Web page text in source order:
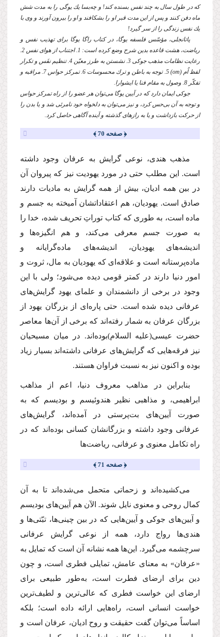
كه در طول سال به چند نفس بسنده كند! و چه‌بسا یك یوگى را به مدت شش
ماه دفن كنند و پس از این مدت قبر او را بشكافند و او را بیرون آورند و وى با
یك نفس زندگى را از سر گیرد!
پاتانجلى، مؤسّس فلسفه یوگا، در كتاب راگا یوگا براى تهذیب نفس و
ریاضت، هشت قاعده بدین شرح وضع كرده است: 1. اجتناب از هواى نفس 2.
رعایت نظامات مذهب جوكى 3. نشستن به طرز معیّن 4. تنظیم نفَس و تكرار
لفظ اُم (om
) 5. توجه به باطن و ترك محسوسات 6. تمركز حواس 7. مراقبه و
تفكّر 8. وصول به مقام فنا یا ایشوارا.
جوكى ایمان دارد كه در آیین یوگا مى‌توان هر عضو را از راه تمركز حواس
و توجه به آن بى‌حس كرد، و نیز مى‌توان به دلخواه خود نامرئى شد و یا بدن را
از حركت باز‌داشت و یا به رازهاى گذشته و آینده آگاهى حاصل كرد.
﴿ صفحه 70 ﴾
مذهب هندى، نوعى گرایش به عرفان وجود داشته
است. این مطلب حتى در مورد یهودیت نیز كه پیروان آن
در بین همه ادیان، بیش از همه گرایش به مادیات دارند
صادق است. یهودیان، هم اعتقاداتشان آمیخته به جسم و
ماده است، به طورى كه كتاب توراتِ تحریف شده، خدا را
به صورت جسم معرفى مى‌كند، و هم انگیزه‌ها و
اندیشه‌هاى یهودیان، اندیشه‌هاى ماده‌گرایانه و
ماده‌پرستانه است و علاقه‌اى كه یهودیان به مال، ثروت و
امور دنیا دارند در كمتر قومى دیده مى‌شود؛ ولى با این
وجود در برخى از دانشمندان و علماى یهود گرایش‌هاى
عرفانى دیده شده است. حتى پاره‌اى از بزرگان یهود از
بزرگان عرفان به شمار رفته‌اند كه برخى از آن‌ها معاصر
حضرت عیسى(علیه السلام)بوده‌اند. در میان مسیحیان
نیز فرقه‌هایى كه گرایش‌هاى عرفانى داشته‌اند بسیار زیاد
بوده و اكنون نیز به نسبت فراوان هستند.
بنابراین در مذاهب معروف دنیا، اعم از مذاهب
ابراهیمى، و مذاهبى نظیر هندوئیسم و بودیسم كه به
صورت آیین‌هاى بت‌پرستى در آمده‌اند، گرایش‌هاى
عرفانى وجود داشته و بزرگانشان كسانى بوده‌اند كه در
راه تكامل معنوى و عرفانى، ریاضت‌ها
﴿ صفحه 71 ﴾
مى‌كشیده‌اند و زحماتى متحمل مى‌شده‌اند تا به آن
كمال روحى و معنوى نایل شوند. الآن هم آیین‌هاى بودیسم
و آیین‌هاى جوكى و آیین‌هایى كه در بین چینى‌ها، تبّتى‌ها و
هندى‌ها رواج دارد، همه از نوعى گرایش عرفانى
سرچشمه مى‌گیرد. این‌ها همه نشانه آن است كه تمایل به
«عرفان» به معناى عامش، تمایلى فطرى است، و چون
دین براى ارضاى فطرت است، به‌طور طبیعى براى
ارضاى این خواست فطرى كه عالى‌ترین و لطیف‌ترین
خواست انسانى است، راه‌هایى ارائه داده است؛ بلكه
اساساً مى‌توان گفت حقیقت و روح ادیان، عرفان است و